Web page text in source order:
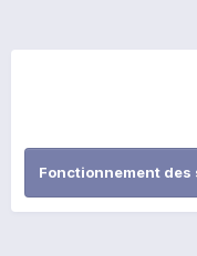
Fonctionnement des